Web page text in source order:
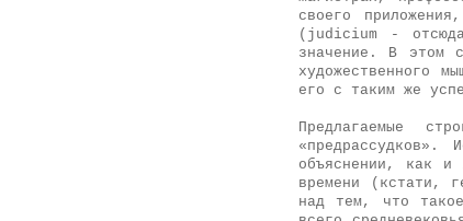
своего
(judicium - отсюда
значение. В этом
художественного
его с таким же
Предлагаемые
«предрассудков».
объяснении, как и
времени (кстати,
над тем, что